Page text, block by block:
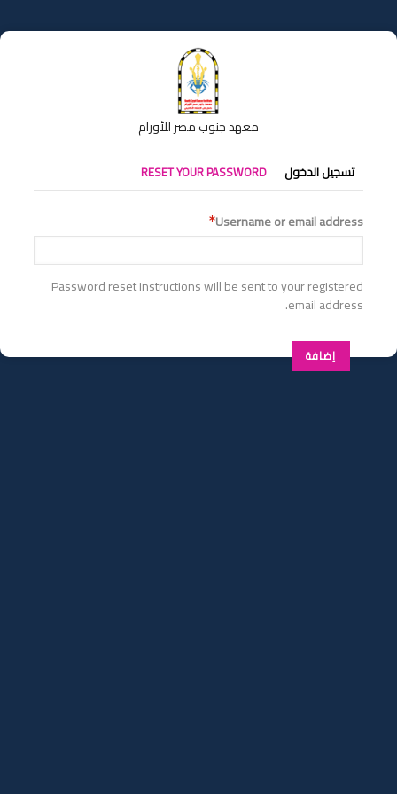
إلى
المحتوى
معهد جنوب مصر للأورام
التبويبات
الأساسية
تسجيل الدخول RESET YOUR PASSWORD
Username or email address
Password reset instructions will be sent to your registered
email address.